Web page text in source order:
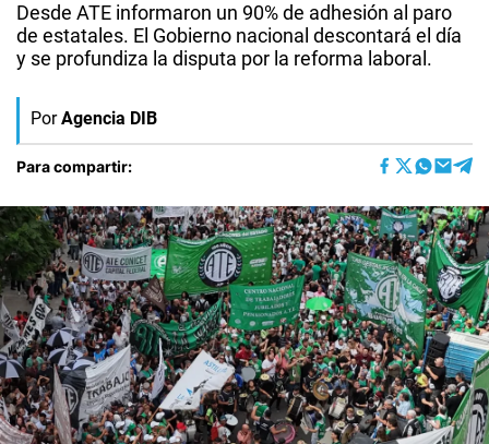
Desde ATE informaron un 90% de adhesión al paro
de estatales. El Gobierno nacional descontará el día
y se profundiza la disputa por la reforma laboral.
Por Agencia DIB
Para compartir: